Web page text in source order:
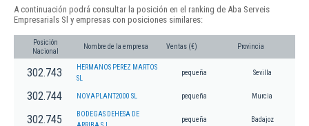
A continuación podrá consultar la posición en el ranking de Aba Serveis
Empresarials Sl y empresas con posiciones similares:
Posición
Nacional
Nombre de la empresa Ventas (€) Provincia
302.743
HERMANOS PEREZ MARTOS
SL
pequeña Sevilla
302.744 NOVAPLANT2000 SL pequeña Murcia
302.745
BODEGAS DEHESA DE
pequeña Badajoz